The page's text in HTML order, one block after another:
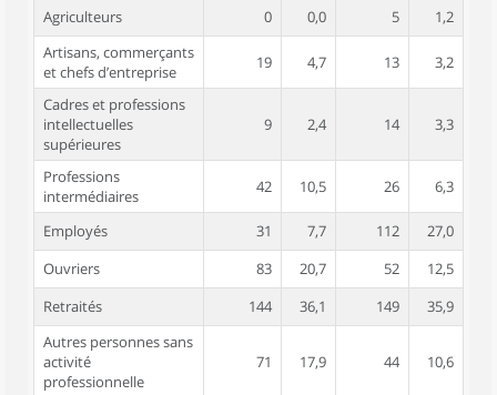
Agriculteurs 0 0,0 5
1,2
Artisans, commerçants
et chefs d’entreprise
19 4,7 13 3,2
Cadres et professions
intellectuelles
supérieures
9 2,4 14 3,3
Professions
intermédiaires
42 10,5 26 6,3
Employés 31 7,7 112
27,0
Ouvriers
83 20,7 52
12,5
Retraités
144 36,1 149
35,9
Autres personnes sans
activité
professionnelle
71 17,9 44 10,6